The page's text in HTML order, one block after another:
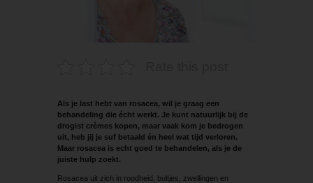
Als je last hebt van rosacea, wil je graag een
behandeling die écht werkt. Je kunt natuurlijk bij de
drogist crèmes kopen, maar vaak kom je bedrogen
uit, heb jij je suf betaald én heel wat tijd verloren.
Maar rosacea is echt goed te behandelen, als je de
juiste hulp zoekt.
Rosacea uit zich in roodheid, bultjes, zwellingen en